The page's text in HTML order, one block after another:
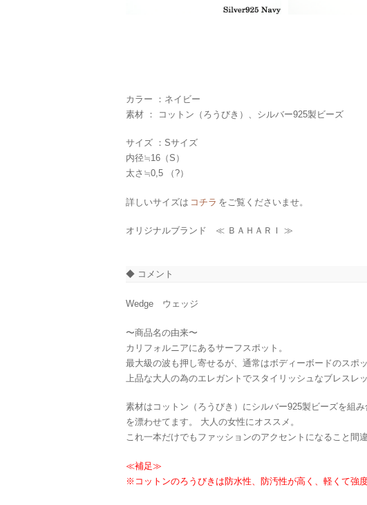
カラー ：ネイビー
素材 ： コットン（ろうびき）、シルバー925製ビーズ
サイズ ：Sサイズ
内径≒16（S）
太さ≒0,5 （?）
詳しいサイズは コチラ をご覧くださいませ。
オリジナルブランド ≪ ＢＡＨＡＲＩ ≫
◆ コメント
Wedge ウェッジ
〜商品名の由来〜
カリフォルニアにあるサーフスポット。
最大級の波も押し寄せるが、通常はボディーボードのスポ
上品な大人の為のエレガントでスタイリッシュなブレスレッ
素材はコットン（ろうびき）にシルバー925製ビーズを組
を漂わせてます。 大人の女性にオススメ。
これ一本だけでもファッションのアクセントになること間違
≪補足≫
※コットンのろうびきは防水性、防汚性が高く、軽くて強度